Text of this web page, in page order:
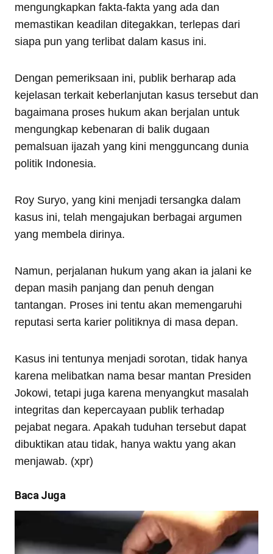
mengungkapkan fakta-fakta yang ada dan
memastikan keadilan ditegakkan, terlepas dari
siapa pun yang terlibat dalam kasus ini.
Dengan pemeriksaan ini, publik berharap ada
kejelasan terkait keberlanjutan kasus tersebut dan
bagaimana proses hukum akan berjalan untuk
mengungkap kebenaran di balik dugaan
pemalsuan ijazah yang kini mengguncang dunia
politik Indonesia.
Roy Suryo, yang kini menjadi tersangka dalam
kasus ini, telah mengajukan berbagai argumen
yang membela dirinya.
Namun, perjalanan hukum yang akan ia jalani ke
depan masih panjang dan penuh dengan
tantangan. Proses ini tentu akan memengaruhi
reputasi serta karier politiknya di masa depan.
Kasus ini tentunya menjadi sorotan, tidak hanya
karena melibatkan nama besar mantan Presiden
Jokowi, tetapi juga karena menyangkut masalah
integritas dan kepercayaan publik terhadap
pejabat negara. Apakah tuduhan tersebut dapat
dibuktikan atau tidak, hanya waktu yang akan
menjawab. (xpr)
Baca Juga